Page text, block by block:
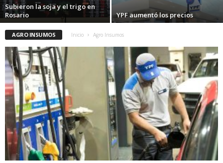
Subieron la soja y el trigo en
Rosario
YPF aumentó los precios
AGRO INSUMOS Inicio Agro Insumos